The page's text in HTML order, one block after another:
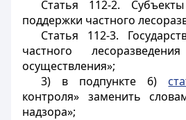
Статья 112-2. Субъекты
поддержки частного
Статья 112-3.
частного
осуществления»;
3) в подпункте 6)
контроля» заменить
надзора»;